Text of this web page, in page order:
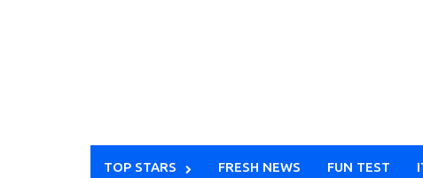
TOP STARS FRESH NEWS FUN TEST